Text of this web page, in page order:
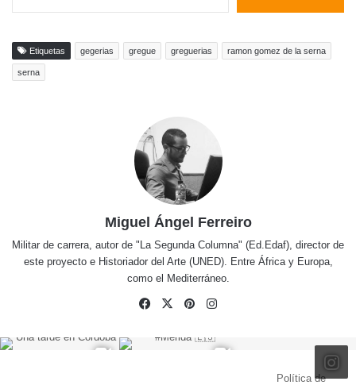
Etiquetas gegerias gregue greguerias ramon gomez de la serna
serna
Miguel Ángel Ferreiro
Militar de carrera, autor de "La Segunda Columna" (Ed.Edaf), director de
este proyecto e Historiador del Arte (UNED). Entre África y Europa,
como el Mediterráneo.
Facebook
X Pinterest
Política de